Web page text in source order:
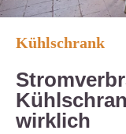
Kühlschrank
wirklich